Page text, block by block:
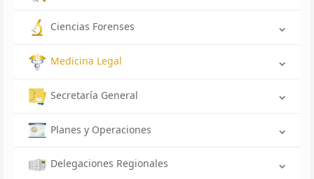
Ciencias Forenses
Medicina Legal
Secretaría General
Planes y Operaciones
Delegaciones Regionales